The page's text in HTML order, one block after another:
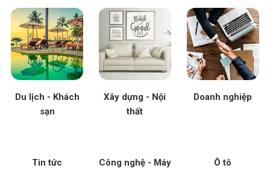
Du lịch - Khách
sạn
Xây dựng - Nội
thất
Doanh nghiệp
Tin tức
Công nghệ - Máy
Ô tô